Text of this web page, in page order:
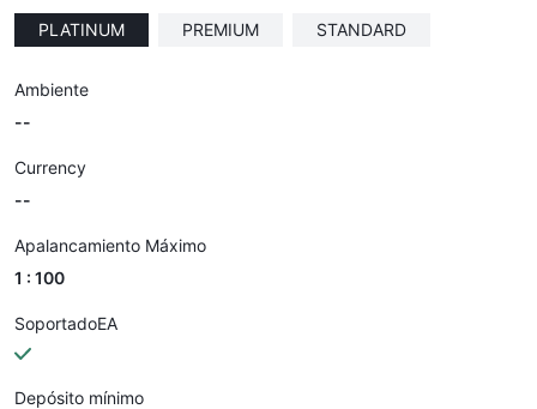
PLATINUM PREMIUM STANDARD
Ambiente
--
Currency
--
Apalancamiento Máximo
1 : 100
SoportadoEA
Depósito mínimo